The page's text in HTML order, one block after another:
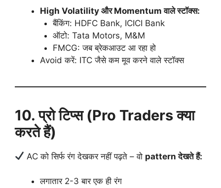
High Volatility और Momentum वाले स्टॉक्स:
बैंकिंग: HDFC Bank, ICICI Bank
ऑटो: Tata Motors, M&M
FMCG: जब ब्रेकआउट आ रहा हो
Avoid करें: ITC जैसे कम मूव करने वाले स्टॉक्स
10. प्रो टिप्स (Pro Traders क्या
करते हैं)
AC को सिर्फ रंग देखकर नहीं पढ़ते – वो pattern देखते हैं:
लगातार 2-3 बार एक ही रंग